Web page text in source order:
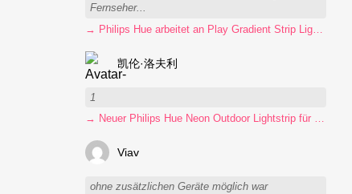
Fernseher...
→ Philips Hue arbeitet an Play Gradient Strip Light Pro
凯伦·洛夫利
1
→ Neuer Philips Hue Neon Outdoor Lightstrip für 130 Euro
Viav
ohne zusätzlichen Geräte möglich war